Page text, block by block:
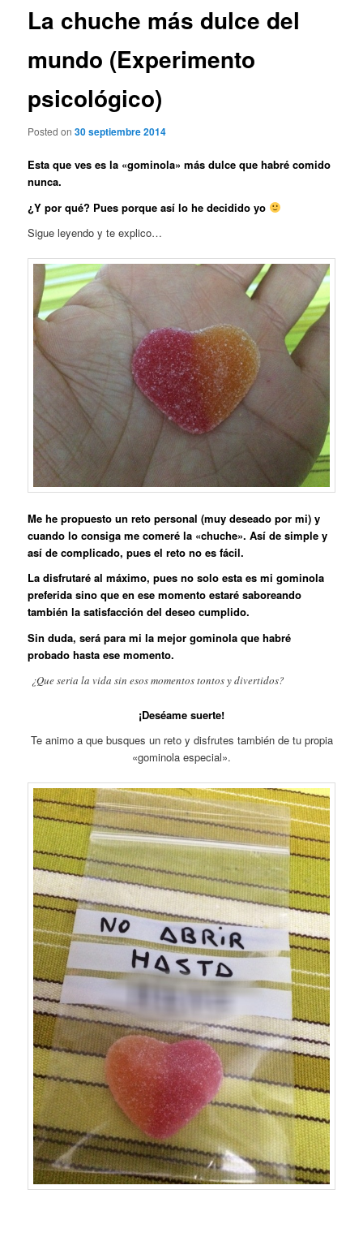
La chuche más dulce del
mundo (Experimento
psicológico)
Posted on30 septiembre 2014
Esta que ves es la «gominola» más dulce que habré comido
nunca.
¿Y por qué? Pues porque así lo he decidido yo
Sigue leyendo y te explico…
Me he propuesto un reto personal (muy deseado por mi) y
cuando lo consiga me comeré la «chuche». Así de simple y
así de complicado, pues el reto no es fácil.
La disfrutaré al máximo, pues no solo esta es mi gominola
preferida sino que en ese momento estaré saboreando
también la satisfacción del deseo cumplido.
Sin duda, será para mi la mejor gominola que habré
probado hasta ese momento.
¿Que seria la vida sin esos momentos tontos y divertidos?
¡Deséame suerte!
Te animo a que busques un reto y disfrutes también de tu propia
«gominola especial».